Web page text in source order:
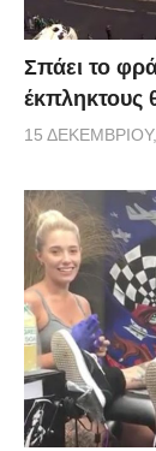
Σπάει το
έκπληκτους
15